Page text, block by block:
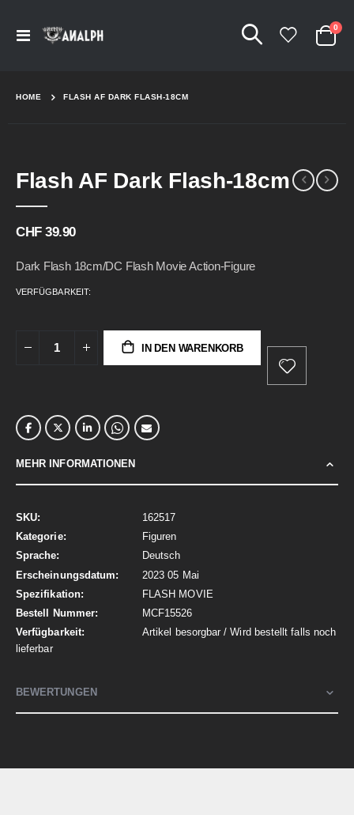
Navigation
Cart
0
HOME FLASH AF DARK FLASH-18CM
Flash AF Dark Flash-18cm
CHF 39.90
Dark Flash 18cm/DC Flash Movie Action-Figure
VERFÜGBARKEIT:
IN DEN WARENKORB
MEHR INFORMATIONEN
Mehr
Informationen
162517
Figuren
Deutsch
2023 05 Mai
FLASH MOVIE
MCF15526
Artikel besorgbar / Wird bestellt falls noch
lieferbar
BEWERTUNGEN
to
the
end
of
to
the
beginning
of